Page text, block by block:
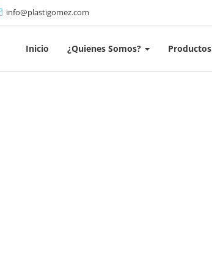
info@plastigomez.com
Inicio ¿Quienes Somos? Productos